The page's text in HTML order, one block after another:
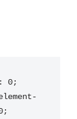
0;